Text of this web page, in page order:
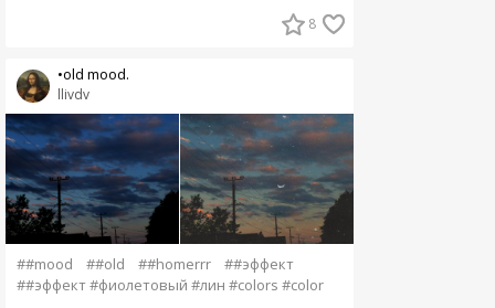
8
llivdv
•old mood.
##mood ##old ##homerrr
##эффект
##эффект #фиолетовый #лин #colors #color